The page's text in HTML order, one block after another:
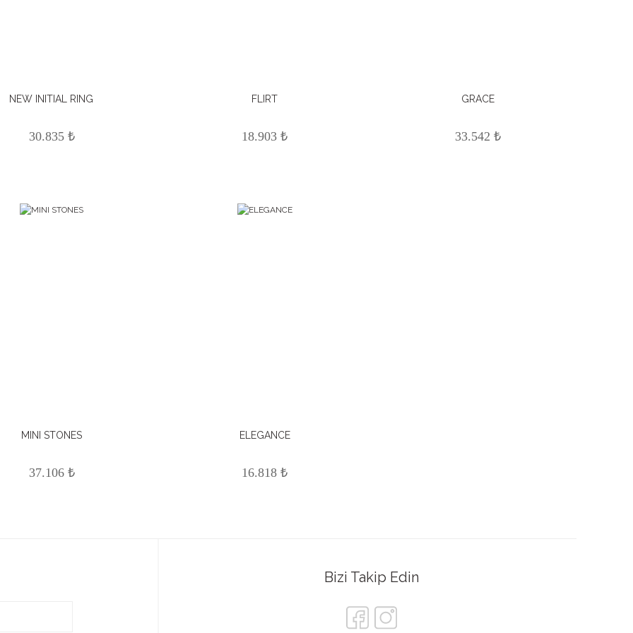
NEW INITIAL RING
30.835 ₺
FLIRT
18.903 ₺
GRACE
33.542 ₺
MINI STONES
37.106 ₺
ELEGANCE
16.818 ₺
Bizi Takip Edin